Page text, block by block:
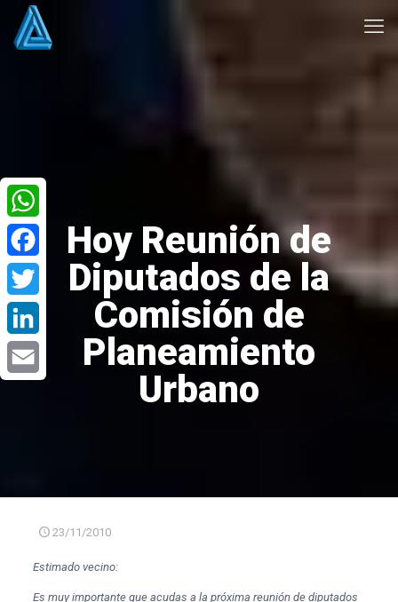
Hoy Reunión de
Diputados de la
Comisión de
Planeamiento
Urbano
23/11/2010
Estimado vecino:
Es muy importante que acudas a la próxima reunión de diputados
WhatsApp
Facebook
Twitter
LinkedIn